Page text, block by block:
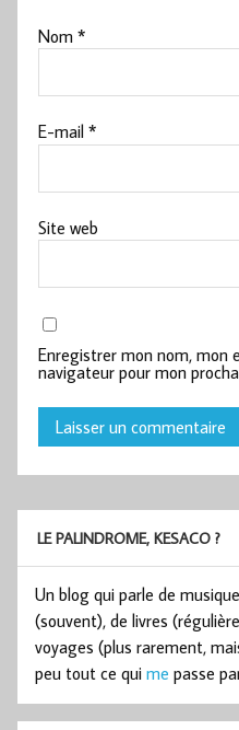
Nom*
E-mail*
Site web
Enregistrer mon nom, mon
navigateur pour mon
LE PALINDROME, KESACO ?
Un blog qui parle de
(souvent), de livres
voyages (plus rarement,
peu tout ce qui me passe